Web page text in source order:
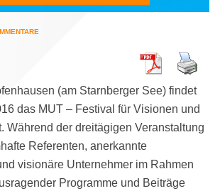
(am Starnberger See) findet
das MUT – Festival für Visionen und
Während der dreitägigen Veranstaltung
Referenten, anerkannte
visionäre Unternehmer im Rahmen
Programme und Beiträge